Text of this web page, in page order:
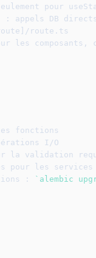
pour
: appels DB
route.ts
les
fonctions
I/O
la validation
pour les services
: `alembic